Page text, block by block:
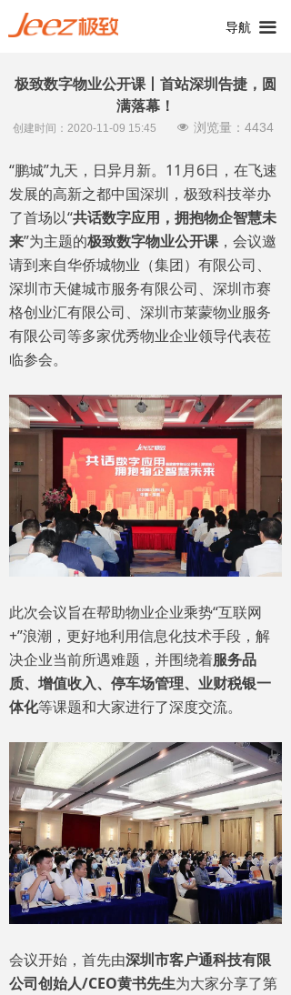
导航 끀
极致数字物业公开课丨首站深圳告捷，圆
满落幕！
“鹏城”九天，日异月新。11月6日，在飞速
发展的高新之都中国深圳，极致科技举办
了首场以“共话数字应用，拥抱物企智慧未
来”为主题的极致数字物业公开课 ，会议邀
请到来自华侨城物业（集团）有限公司、
深圳市天健城市服务有限公司、深圳市赛
格创业汇有限公司、深圳市莱蒙物业服务
有限公司等多家优秀物业企业领导代表莅
临参会。
此次会议旨在帮助物业企业乘势“互联网
+”浪潮，更好地利用信息化技术手段，解
决企业当前所遇难题，并围绕着服务品
质、增值收入、停车场管理、业财税银一
体化等课题和大家进行了深度交流。
会议开始，首先由深圳市客户通科技有限
公司创始人/CEO黄书先生为大家分享了第
创建时间： 2020-11-09 15:45 넶 浏览量： 4434